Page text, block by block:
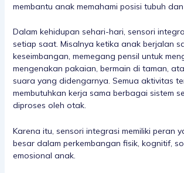
membantu anak memahami posisi tubuh
Dalam kehidupan sehari-hari, sensori
setiap saat. Misalnya ketika anak berjalan
keseimbangan, memegang pensil untuk
mengenakan pakaian, bermain di taman,
suara yang didengarnya. Semua aktivitas
membutuhkan kerja sama berbagai sistem
diproses oleh otak.
Karena itu, sensori integrasi memiliki peran
besar dalam perkembangan fisik, kognitif,
emosional anak.